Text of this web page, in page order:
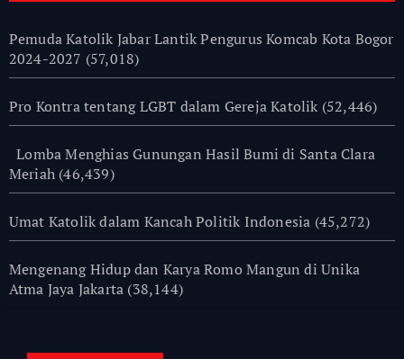
Pemuda Katolik Jabar Lantik Pengurus Komcab Kota Bogor
2024-2027 (57,018)
Pro Kontra tentang LGBT dalam Gereja Katolik (52,446)
Lomba Menghias Gunungan Hasil Bumi di Santa Clara
Meriah (46,439)
Umat Katolik dalam Kancah Politik Indonesia (45,272)
Mengenang Hidup dan Karya Romo Mangun di Unika
Atma Jaya Jakarta (38,144)